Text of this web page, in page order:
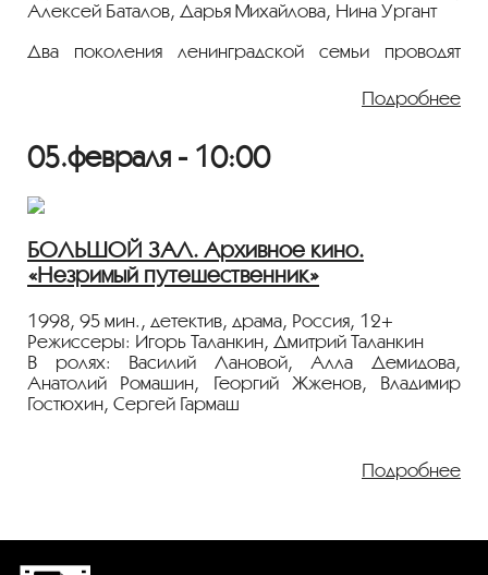
Алексей Баталов, Дарья Михайлова, Нина Ургант
Два поколения ленинградской семьи проводят
внешним благополучием этих людей скрыта, как
выясняется, не только проблема отцов и детей, но и
снят по мотивам рассказа Юрия Нагибина
«Терпение».
Показ пройдёт с плёнки 35 мм из коллекции
Госфильмофонда России.
Лента представлена в рамках программы
Подробнее
05.февраля - 10:00
БОЛЬШОЙ ЗАЛ. Архивное кино.
«Незримый путешественник»
1998, 95 мин., детектив, драма, Россия, 12+
Режиссеры: Игорь Таланкин, Дмитрий Таланкин
В ролях: Василий Лановой, Алла Демидова,
Анатолий Ромашин, Георгий Жженов, Владимир
Гостюхин, Сергей Гармаш
последних днях императора Александра Первого
Госфильмофонда России.
Подробнее